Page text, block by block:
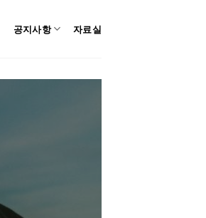
공지사항 자료실